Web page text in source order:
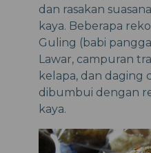
dan rasakan
kaya. Beberapa
Guling (babi
Lawar, campuran
kelapa, dan daging
dibumbui dengan
kaya.